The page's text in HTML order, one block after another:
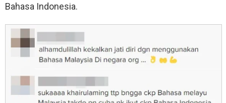
Bahasa Indonesia.